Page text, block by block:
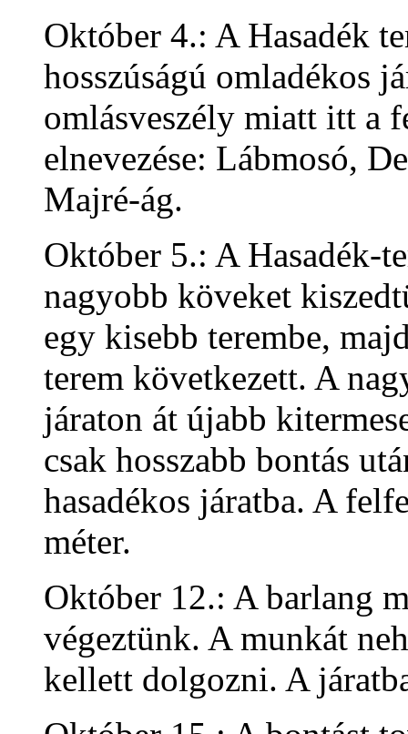
Október 4.: A Hasadék
hosszúságú omladékos
omlásveszély miatt itt a
elnevezése: Lábmosó,
Majré-ág.
Október 5.: A Hasadék-
nagyobb köveket
egy kisebb terembe,
terem következett. A
járaton át újabb
csak hosszabb bontás
hasadékos járatba. A
méter.
Október 12.: A barlang
végeztünk. A munkát
kellett dolgozni. A